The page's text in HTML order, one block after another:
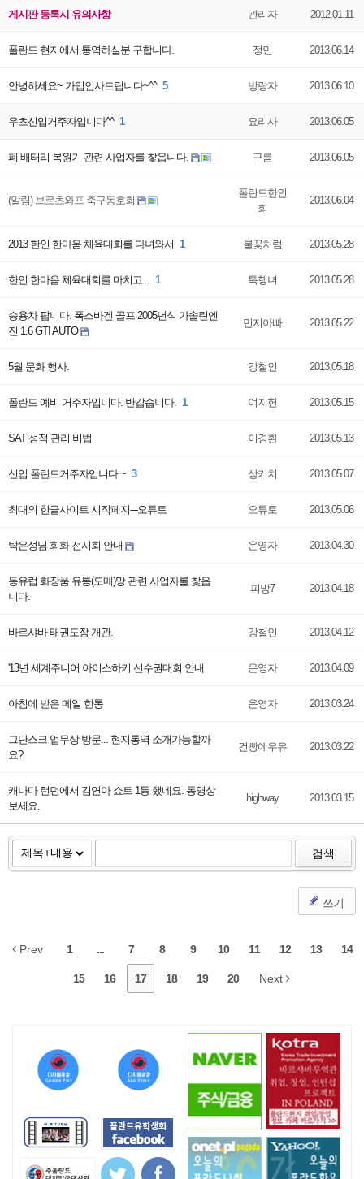
게시판 등록시 유의사항 관리자 2012.01.11
폴란드 현지에서 통역하실분 구합니다. 정민 2013.06.14
안녕하세요~ 가입인사드립니다~^^ 5 방랑자 2013.06.10
우츠신입거주자입니다^^ 1 요리사 2013.06.05
폐 배터리 복원기 관련 사업자를 찿읍니다. 구름 2013.06.05
(알림) 브로츠와프 축구동호회
폴란드한인
회
2013.06.04
2013 한인 한마음 체육대회를 다녀와서 1 불꽃처럼 2013.05.28
한인 한마음 체육대회를 마치고... 1 특행녀 2013.05.28
승용차 팝니다. 폭스바겐 골프 2005년식 가솔린엔
진 1.6 GTI AUTO
민지아빠 2013.05.22
5월 문화 행사. 강철인 2013.05.18
폴란드 예비 거주자입니다. 반갑습니다. 1 여지헌 2013.05.15
SAT 성적 관리 비법 이경환 2013.05.13
신입 폴란드거주자입니다 ~ 3 상키치 2013.05.07
최대의 한글사이트 시작페지---오튜토 오튜토 2013.05.06
탁은성님 회화 전시회 안내 운영자 2013.04.30
동유럽 화장품 유통(도매)망 관련 사업자를 찿읍
니다.
피망7 2013.04.18
바르샤바 태권도장 개관. 강철인 2013.04.12
'13년 세계주니어 아이스하키 선수권대회 안내 운영자 2013.04.09
아침에 받은 메일 한통 운영자 2013.03.24
그단스크 업무상 방문... 현지통역 소개가능할까
요?
건빵에우유 2013.03.22
캐나다 런던에서 김연아 쇼트 1등 했네요. 동영상
보세요.
highway 2013.03.15
검색
쓰기
Prev 1 ... 7 8 9 10 11 12 13 14
15 16 17 18 19 20 Next